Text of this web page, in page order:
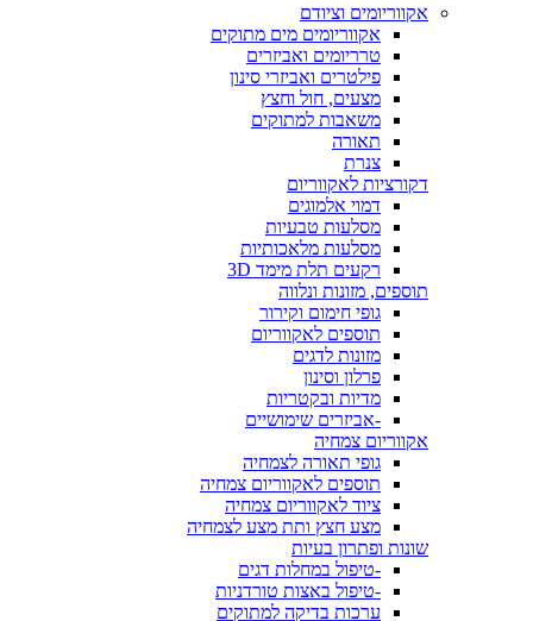
אקווריומים וציודם
אקווריומים מים מתוקים
טרריומים ואביזרים
פילטרים ואביזרי סינון
מצעים, חול וחצץ
משאבות למתוקים
תאורה
צנרת
דקורציות לאקווריום
דמוי אלמוגים
מסלעות טבעיות
מסלעות מלאכותיות
רקעים תלת מימד 3D
תוספים, מזונות ונלווה
גופי חימום וקירור
תוספים לאקווריום
מזונות לדגים
פרלון וסינון
מדיות ובקטריות
-אביזרים שימושיים
אקווריום צמחיה
גופי תאורה לצמחיה
תוספים לאקווריום צמחיה
ציוד לאקווריום צמחיה
מצע חצץ ותת מצע לצמחיה
שונות ופתרון בעיות
-טיפול במחלות דגים
-טיפול באצות טורדניות
ערכות בדיקה למתוקים